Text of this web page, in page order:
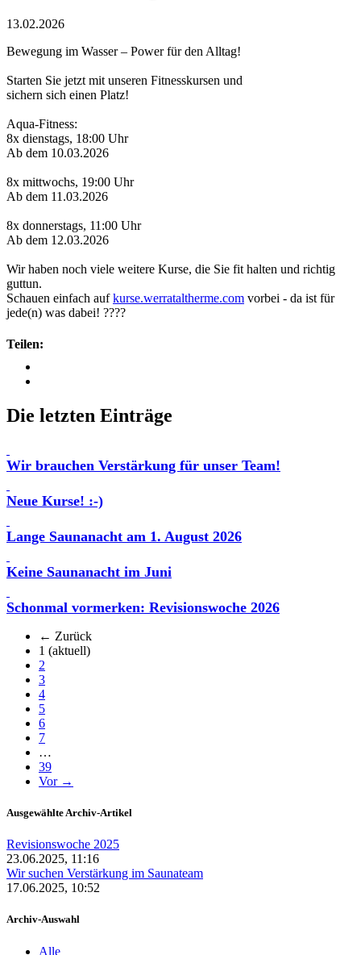
13.02.2026
Bewegung im Wasser – Power für den Alltag!
Starten Sie jetzt mit unseren Fitnesskursen und
sichern sich einen Platz!
Aqua-Fitness:
8x dienstags, 18:00 Uhr
Ab dem 10.03.2026
8x mittwochs, 19:00 Uhr
Ab dem 11.03.2026
8x donnerstags, 11:00 Uhr
Ab dem 12.03.2026
Wir haben noch viele weitere Kurse, die Sie fit halten und richtig
guttun.
Schauen einfach aufkurse.werrataltherme.com vorbei - da ist für
jede(n) was dabei! ????
Teilen:
Die letzten Einträge
Wir brauchen Verstärkung für unser Team!
Neue Kurse! :-)
Lange Saunanacht am 1. August 2026
Keine Saunanacht im Juni
Schonmal vormerken: Revisionswoche 2026
← Zurück
1 (aktuell)
2
3
4
5
6
7
…
39
Vor →
Ausgewählte Archiv-Artikel
Revisionswoche 2025
23.06.2025, 11:16
Wir suchen Verstärkung im Saunateam
17.06.2025, 10:52
Archiv-Auswahl
Alle